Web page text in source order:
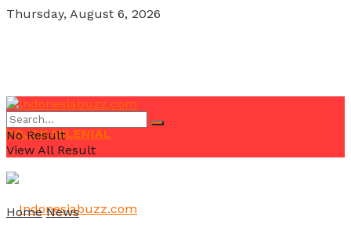
Thursday, August 6, 2026
POJOK MILENIAL
No Result
View All Result
Home News